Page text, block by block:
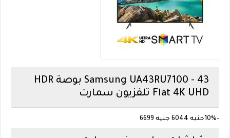
Samsung
UA43RU7100 - 43 بوصة HDR
Flat 4K UHD تلفزيون سمارت
-10% جنيه 6044 جنيه 6699